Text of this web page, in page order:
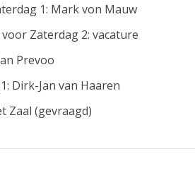
1: Mark von Mauw
Zaterdag 2: vacature
Prevoo
Dirk-Jan van Haaren
Zaal (gevraagd)